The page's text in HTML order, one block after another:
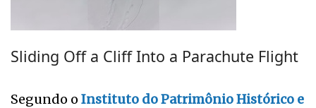
Sliding Off a Cliff Into a Parachute Flight
Segundo o Instituto do Patrimônio Histórico e